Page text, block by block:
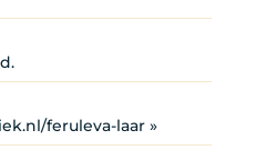
feruleva-laar »